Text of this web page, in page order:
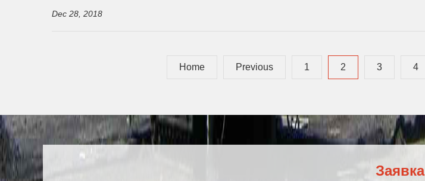
Dec 28, 2018
Home Previous 1 2 3 4
Заявка